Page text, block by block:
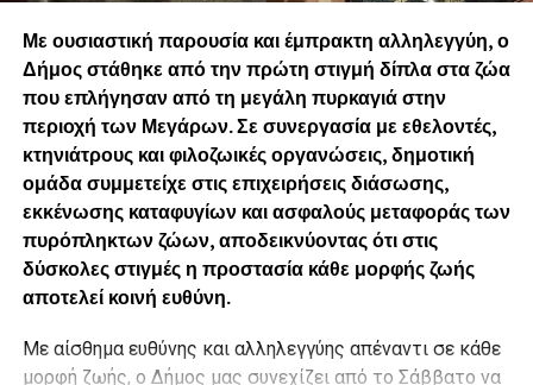
Με ουσιαστική παρουσία και έμπρακτη αλληλεγγύη, ο
Δήμος στάθηκε από την πρώτη στιγμή δίπλα στα ζώα
που επλήγησαν από τη μεγάλη πυρκαγιά στην
περιοχή των Μεγάρων. Σε συνεργασία με εθελοντές,
κτηνιάτρους και φιλοζωικές οργανώσεις, δημοτική
ομάδα συμμετείχε στις επιχειρήσεις διάσωσης,
εκκένωσης καταφυγίων και ασφαλούς μεταφοράς των
πυρόπληκτων ζώων, αποδεικνύοντας ότι στις
δύσκολες στιγμές η προστασία κάθε μορφής ζωής
αποτελεί κοινή ευθύνη.
Με αίσθημα ευθύνης και αλληλεγγύης απέναντι σε κάθε
μορφή ζωής, ο Δήμος μας συνεχίζει από το Σάββατο να